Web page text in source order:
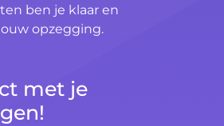
ben je klaar en
opzegging.
met je